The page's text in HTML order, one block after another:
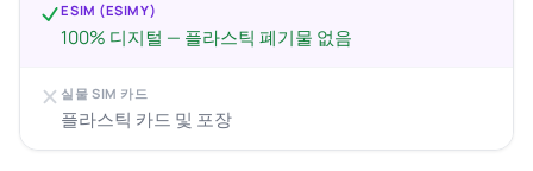
ESIM (ESIMY)
100% 디지털 — 플라스틱 폐기물 없음
실물 SIM 카드
플라스틱 카드 및 포장